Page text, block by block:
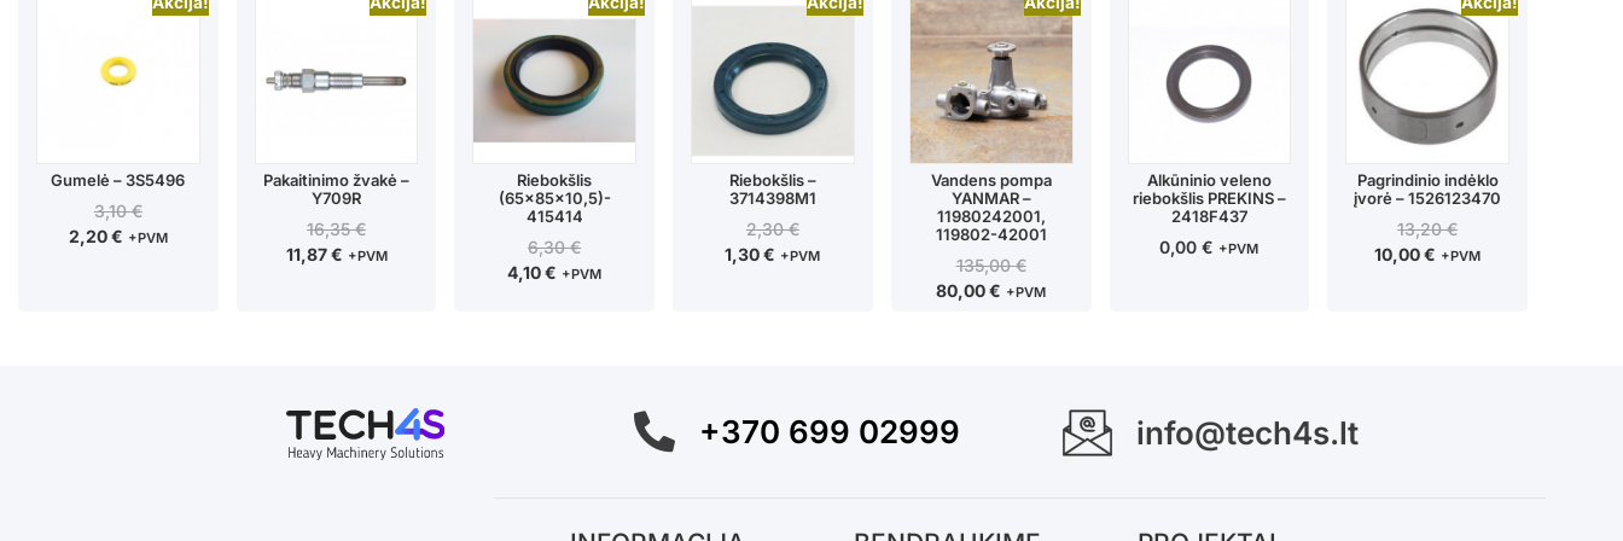
Gumelė – 3S5496
3,10€
2,20€ +PVM
Pakaitinimo žvakė –
Y709R
16,35€
11,87€ +PVM
Riebokšlis
(65x85x10,5)-
415414
6,30€
4,10€ +PVM
Riebokšlis –
3714398M1
2,30€
1,30€ +PVM
Vandens pompa
YANMAR –
11980242001,
119802-42001
135,00€
80,00€ +PVM
Alkūninio veleno
riebokšlis PREKINS –
2418F437
0,00€ +PVM
Pagrindinio indėklo
įvorė – 1526123470
13,20€
10,00€ +PVM
+370 699 02999 info@tech4s.lt